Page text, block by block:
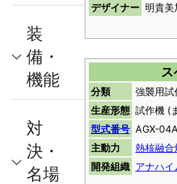
デザイナー 明貴美
ス
分類 強襲用試
生産形態 試作機 (
型式番号 AGX-
主動力
熱核融合
開発組織 アナハ
装
備・
機能
対
決・
名場